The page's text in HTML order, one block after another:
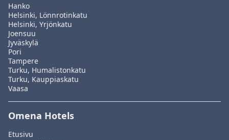
Hanko
Helsinki, Lönnrotinkatu
Helsinki, Yrjönkatu
Joensuu
Jyväskylä
Pori
Tampere
Turku, Humalistonkatu
Turku, Kauppiaskatu
Vaasa
Omena Hotels
Etusivu